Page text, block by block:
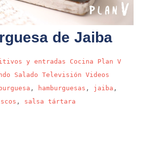
de Jaiba
y entradas Cocina
Plan V
Salado Televisión Videos
, hamburguesas , jaiba ,
, salsa tártara